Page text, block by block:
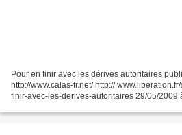
Pour en finir avec les dérives autoritaires
http://www.calas-fr.net/ http://
finir-avec-les-derives-autoritaires 29/05/2009